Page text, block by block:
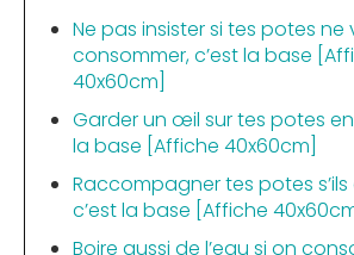
Ne pas insister si tes potes
consommer, c’est la base
40x60cm]
Garder un œil sur tes potes en
la base [Affiche 40x60cm]
Raccompagner tes potes
c’est la base [Affiche
Boire aussi de l’eau si on